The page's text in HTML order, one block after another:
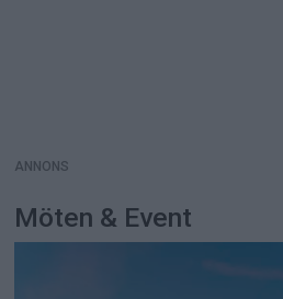
ANNONS
Möten & Event